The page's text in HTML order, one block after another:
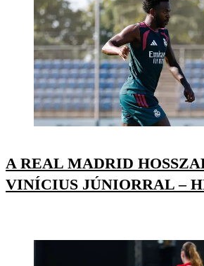
A REAL MADRID
VINÍCIUS JÚNIORRAL –